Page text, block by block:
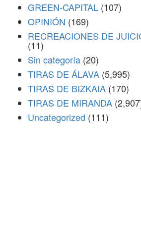
GREEN-CAPITAL (107)
OPINIÓN (169)
RECREACIONES DE
(11)
Sin categoría (20)
TIRAS DE ÁLAVA (5,995)
TIRAS DE BIZKAIA (170)
TIRAS DE MIRANDA
Uncategorized (111)